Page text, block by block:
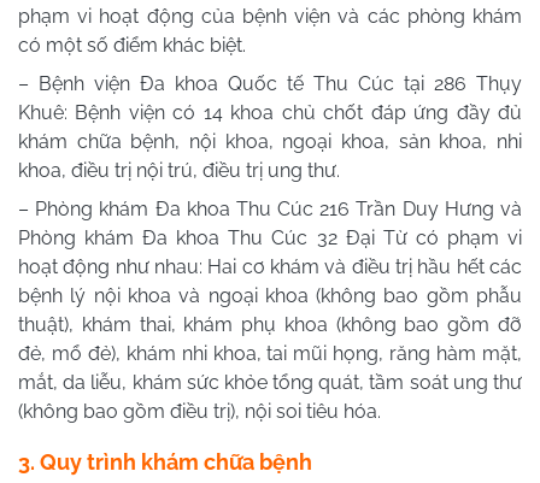
phạm vi hoạt động của bệnh viện và các phòng khám
có một số điểm khác biệt.
– Bệnh viện Đa khoa Quốc tế Thu Cúc tại 286 Thụy
Khuê: Bệnh viện có 14 khoa chủ chốt đáp ứng đầy đủ
khám chữa bệnh, nội khoa, ngoại khoa, sản khoa, nhi
khoa, điều trị nội trú, điều trị ung thư.
– Phòng khám Đa khoa Thu Cúc 216 Trần Duy Hưng và
Phòng khám Đa khoa Thu Cúc 32 Đại Từ có phạm vi
hoạt động như nhau: Hai cơ khám và điều trị hầu hết các
bệnh lý nội khoa và ngoại khoa (không bao gồm phẫu
thuật), khám thai, khám phụ khoa (không bao gồm đỡ
đẻ, mổ đẻ), khám nhi khoa, tai mũi họng, răng hàm mặt,
mắt, da liễu, khám sức khỏe tổng quát, tầm soát ung thư
(không bao gồm điều trị), nội soi tiêu hóa.
3. Quy trình khám chữa bệnh